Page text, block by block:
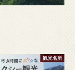
観光名所